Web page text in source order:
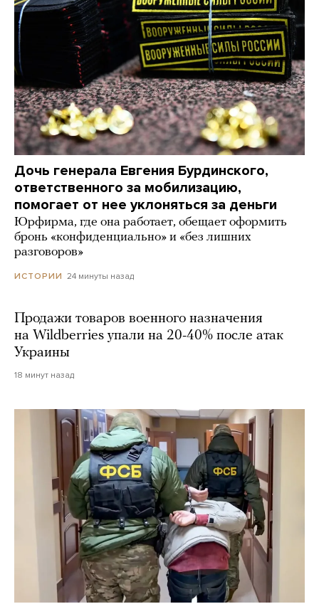
Дочь генерала Евгения Бурдинского,
ответственного за мобилизацию,
помогает от нее уклоняться за деньги
Юрфирма, где она работает, обещает оформить
бронь «конфиденциально» и «без лишних
разговоров»
ИСТОРИИ 24 минуты назад
Продажи товаров военного назначения
на Wildberries упали на 20-40% после атак
Украины
18 минут назад